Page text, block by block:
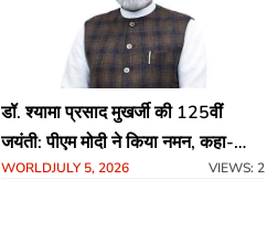
​डॉ. श्यामा प्रसाद मुखर्जी की 125वीं
जयंती: पीएम मोदी ने किया नमन, कहा-
‘अनुच्छेद 370 हटाना उनकी शहादत को
WORLDJULY 5, 2026 VIEWS: 2